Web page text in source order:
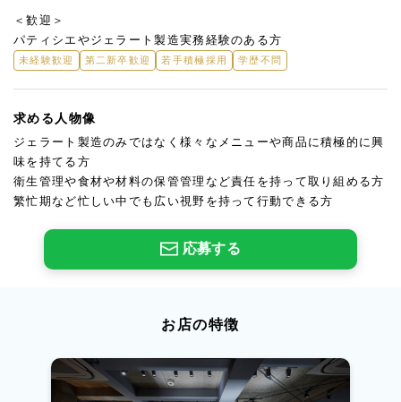
＜歓迎＞
パティシエやジェラート製造実務経験のある方
未経験歓迎 第二新卒歓迎 若手積極採用 学歴不問
求める人物像
ジェラート製造のみではなく様々なメニューや商品に積極的に興
味を持てる方
衛生管理や食材や材料の保管管理など責任を持って取り組める方
繁忙期など忙しい中でも広い視野を持って行動できる方
応募する
お店の特徴